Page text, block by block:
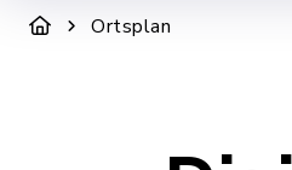
Ortsplan